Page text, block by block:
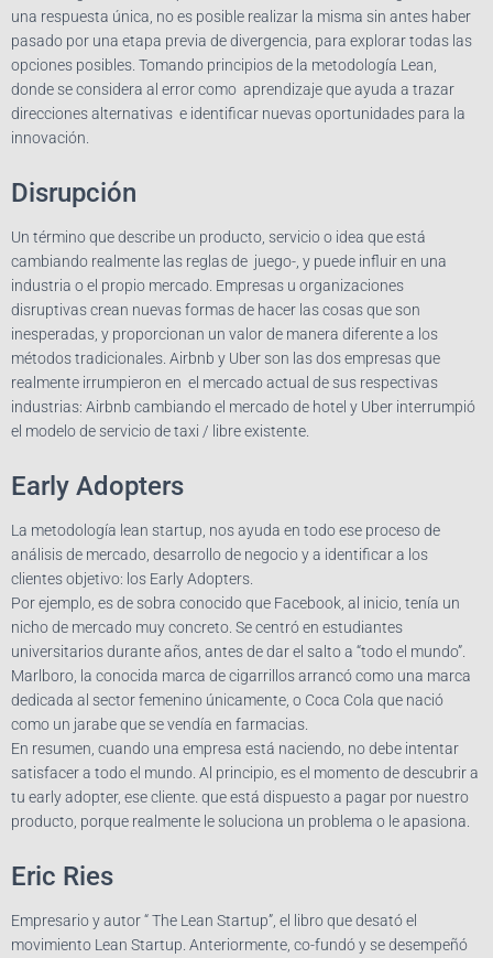
una respuesta única, no es posible realizar la misma sin antes haber
pasado por una etapa previa de divergencia, para explorar todas las
opciones posibles. Tomando principios de la metodología Lean,
donde se considera al error como aprendizaje que ayuda a trazar
direcciones alternativas e identificar nuevas oportunidades para la
innovación.
Disrupción
Un término que describe un producto, servicio o idea que está
cambiando realmente las reglas de juego-, y puede influir en una
industria o el propio mercado. Empresas u organizaciones
disruptivas crean nuevas formas de hacer las cosas que son
inesperadas, y proporcionan un valor de manera diferente a los
métodos tradicionales. Airbnb y Uber son las dos empresas que
realmente irrumpieron en el mercado actual de sus respectivas
industrias: Airbnb cambiando el mercado de hotel y Uber interrumpió
el modelo de servicio de taxi / libre existente.
Early Adopters
La metodología lean startup, nos ayuda en todo ese proceso de
análisis de mercado, desarrollo de negocio y a identificar a los
clientes objetivo: los Early Adopters.
Por ejemplo, es de sobra conocido que Facebook, al inicio, tenía un
nicho de mercado muy concreto. Se centró en estudiantes
universitarios durante años, antes de dar el salto a “todo el mundo”.
Marlboro, la conocida marca de cigarrillos arrancó como una marca
dedicada al sector femenino únicamente, o Coca Cola que nació
como un jarabe que se vendía en farmacias.
En resumen, cuando una empresa está naciendo, no debe intentar
satisfacer a todo el mundo. Al principio, es el momento de descubrir a
tu early adopter, ese cliente. que está dispuesto a pagar por nuestro
producto, porque realmente le soluciona un problema o le apasiona.
Eric Ries
Empresario y autor “ The Lean Startup”, el libro que desató el
movimiento Lean Startup. Anteriormente, co-fundó y se desempeñó